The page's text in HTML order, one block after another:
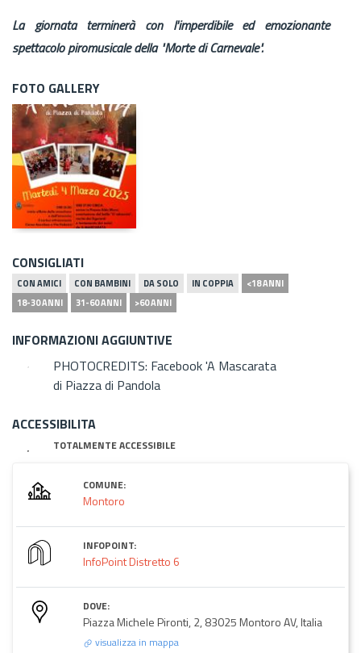
La giornata terminerà con l'imperdibile ed emozionante
spettacolo piromusicale della "Morte di Carnevale".
FOTO GALLERY
CONSIGLIATI
CON AMICI CON BAMBINI DA SOLO IN COPPIA
<18 ANNI
18-30 ANNI
31-60 ANNI >60 ANNI
INFORMAZIONI AGGIUNTIVE
PHOTOCREDITS: Facebook 'A Mascarata
di Piazza di Pandola
ACCESSIBILITA
TOTALMENTE ACCESSIBILE
COMUNE:
Montoro
INFOPOINT:
InfoPoint Distretto 6
DOVE:
Piazza Michele Pironti, 2, 83025 Montoro AV, Italia
visualizza in mappa